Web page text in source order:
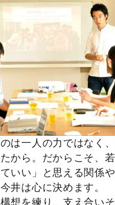
は一人の力ではなく、
から。だからこそ、
いい」と思える関係
井は心に決めます。
想を練り、支え合い